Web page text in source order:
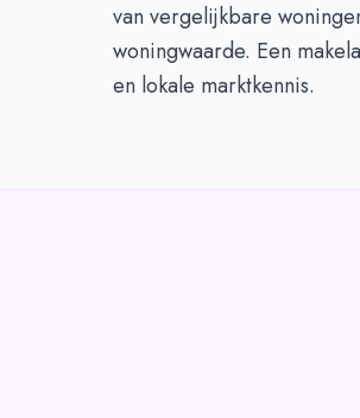
van vergelijkbare
woningwaarde. Een
en lokale marktkennis.